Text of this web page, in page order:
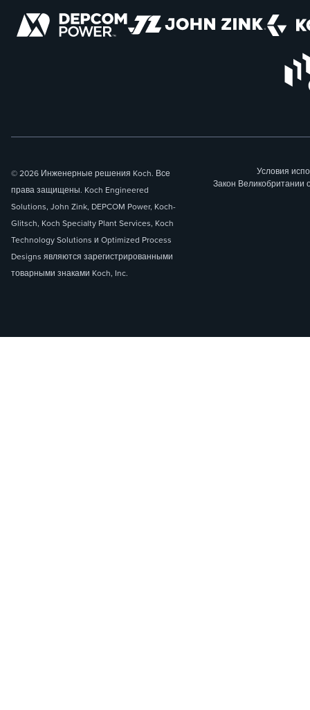
© 2026 Инженерные решения Koch. Все
права защищены. Koch Engineered
Solutions, John Zink, DEPCOM Power, Koch-
Glitsch, Koch Specialty Plant Services, Koch
Technology Solutions и Optimized Process
Designs являются зарегистрированными
товарными знаками Koch, Inc.
Условия
Закон Великобритании